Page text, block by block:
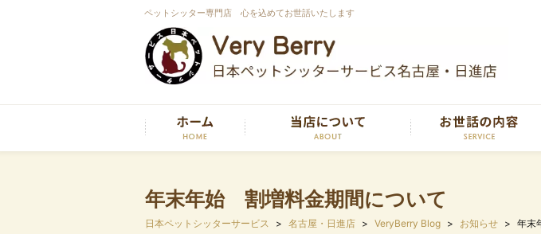
ペットシッター専門店 心を込めてお世話いたします
年末年始 割増料金期間について
日本ペットシッターサービス 名古屋・日進店 VeryBerry Blog お知らせ 年末